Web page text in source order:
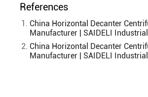
References
China Horizontal Decanter
Manufacturer | SAIDELI
China Horizontal Decanter
Manufacturer | SAIDELI